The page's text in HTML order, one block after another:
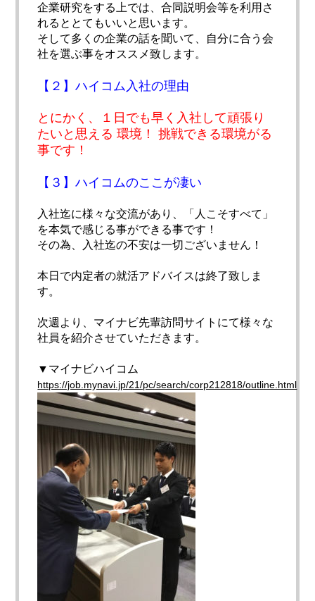
企業研究をする上では、合同説明会等を利用さ
れるととてもいいと思います。
そして多くの企業の話を聞いて、自分に合う会
社を選ぶ事をオススメ致します。
【２】ハイコム入社の理由
とにかく、１日でも早く入社して頑張り
たいと思える 環境！ 挑戦できる環境がる
事です！
【３】ハイコムのここが凄い
入社迄に様々な交流があり、「人こそすべて」
を本気で感じる事ができる事です！
その為、入社迄の不安は一切ございません！
本日で内定者の就活アドバイスは終了致しま
す。
次週より、マイナビ先輩訪問サイトにて様々な
社員を紹介させていただきます。
▼マイナビハイコム
https://job.mynavi.jp/21/pc/search/corp212818/outline.html